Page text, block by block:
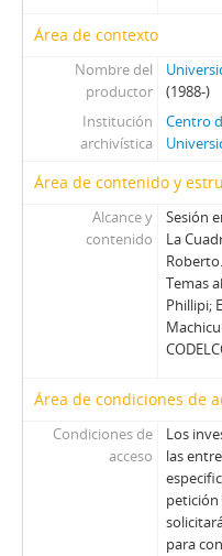
64 - Canessa,
65 -
66 - Pinochet,
67 -
68 - Matthei,
69 - Matthei,
71 - Jarpa,
72 -
73 - Jarpa,
74 - Jarpa,
75 - Jarpa,
76 - Jarpa,
78 - Fresno,
79 - Martínez
80 - Martínez
81 - Thayer,
82 -
83 -
Área de contexto
Nombre del
productor
(1988-)
Institución
archivística
Centro
Área de contenido y
Alcance y
contenido
Sesión
La
Roberto.
Temas
Phillipi;
Área de condiciones de
Condiciones de
acceso
Los
las
petición
para